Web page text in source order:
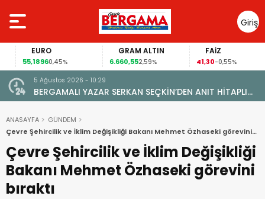
Giriş
Yap
EURO
55,18960,45%
GRAM ALTIN
6.660,552,59%
FAİZ
41,30-0,55%
5 Ağustos 2026 - 10:29
BERGAMALI YAZAR SERKAN SEÇKİN’DEN ANIT HİTAPLI
KİTAP: “PERGAMON’DAN ARTVİN’E”
ANASAYFA
GÜNDEM
Çevre Şehircilik ve İklim Değişikliği Bakanı Mehmet Özhaseki görevini
Çevre Şehircilik ve İklim Değişikliği
Bakanı Mehmet Özhaseki görevini
bıraktı